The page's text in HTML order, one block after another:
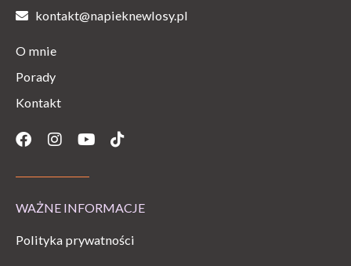
kontakt@napieknewlosy.pl
O mnie
Porady
Kontakt
Facebook
Instagram
YoutubeTiktok
WAŻNE INFORMACJE
Polityka prywatności